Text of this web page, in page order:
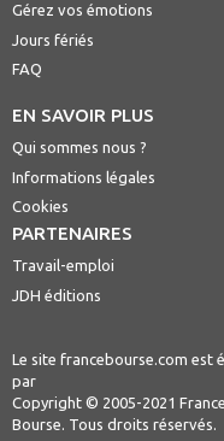
Gérez vos émotions
Jours fériés
FAQ
EN SAVOIR PLUS
Qui sommes nous ?
Informations légales
Cookies
PARTENAIRES
Travail-emploi
JDH éditions
Le site francebourse.com est
par
Copyright © 2005-2021 France
Bourse. Tous droits réservés.